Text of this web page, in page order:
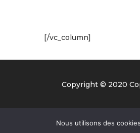
[/vc_column]
Copyright © 2020
Nous utilisons des